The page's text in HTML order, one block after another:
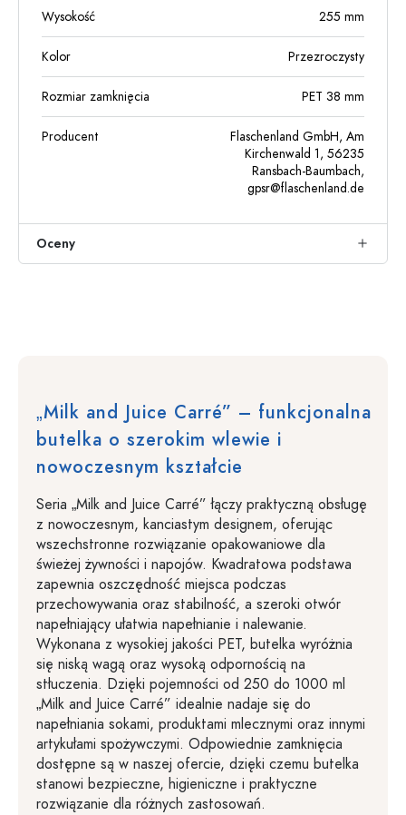
Wysokość 255 mm
Kolor Przezroczysty
Rozmiar zamknięcia PET 38 mm
Producent
Flaschenland GmbH, Am
Kirchenwald 1, 56235
Ransbach-Baumbach,
gpsr@flaschenland.de
Oceny
„Milk and Juice Carré” – funkcjonalna
butelka o szerokim wlewie i
nowoczesnym kształcie
Seria „Milk and Juice Carré” łączy praktyczną obsługę
z nowoczesnym, kanciastym designem, oferując
wszechstronne rozwiązanie opakowaniowe dla
świeżej żywności i napojów. Kwadratowa podstawa
zapewnia oszczędność miejsca podczas
przechowywania oraz stabilność, a szeroki otwór
napełniający ułatwia napełnianie i nalewanie.
Wykonana z wysokiej jakości PET, butelka wyróżnia
się niską wagą oraz wysoką odpornością na
stłuczenia. Dzięki pojemności od 250 do 1000 ml
„Milk and Juice Carré” idealnie nadaje się do
napełniania sokami, produktami mlecznymi oraz innymi
artykułami spożywczymi. Odpowiednie zamknięcia
dostępne są w naszej ofercie, dzięki czemu butelka
stanowi bezpieczne, higieniczne i praktyczne
rozwiązanie dla różnych zastosowań.